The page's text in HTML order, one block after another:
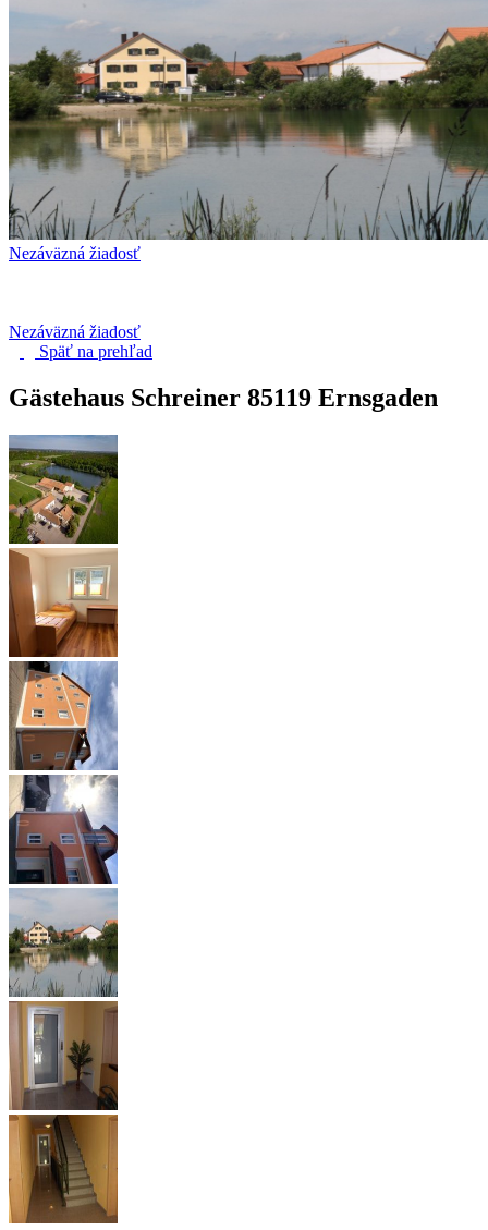
Nezáväzná žiadosť
Nezáväzná žiadosť
Späť na prehľad
Gästehaus Schreiner 85119 Ernsgaden